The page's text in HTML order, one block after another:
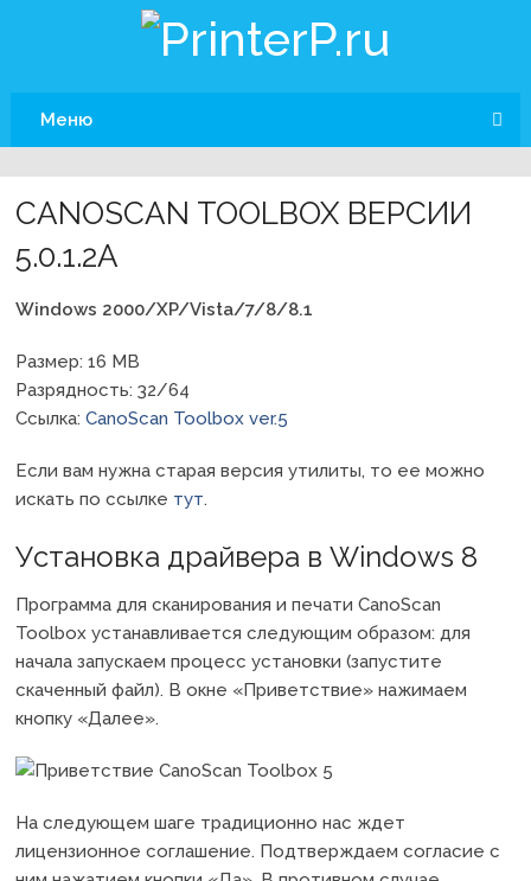
Меню
CANOSCAN TOOLBOX ВЕРСИИ
5.0.1.2A
Windows 2000/XP/Vista/7/8/8.1
Размер: 16 MB
Разрядность: 32/64
Ссылка:CanoScan Toolbox ver.5
Если вам нужна старая версия утилиты, то ее можно
искать по ссылке тут.
Установка драйвера в Windows 8
Программа для сканирования и печати CanoScan
Toolbox устанавливается следующим образом: для
начала запускаем процесс установки (запустите
скаченный файл). В окне «Приветствие» нажимаем
кнопку «Далее».
На следующем шаге традиционно нас ждет
лицензионное соглашение. Подтверждаем согласие с